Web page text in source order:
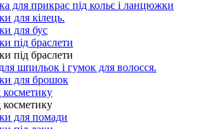
для прикрас під кольє і ланцюжки
для кілець.
для бус
під браслети
під браслети
шпильок і гумок для волосся.
для брошок
косметику
косметику
для помади